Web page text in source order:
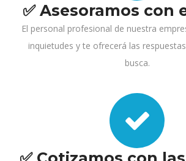
✅ Asesoramos con
El personal profesional de nuestra
inquietudes y te ofrecerá las
busca.